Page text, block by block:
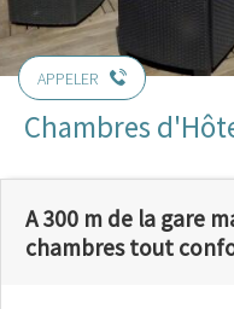
APPELER
Chambres
A 300 m de la gare
chambres tout